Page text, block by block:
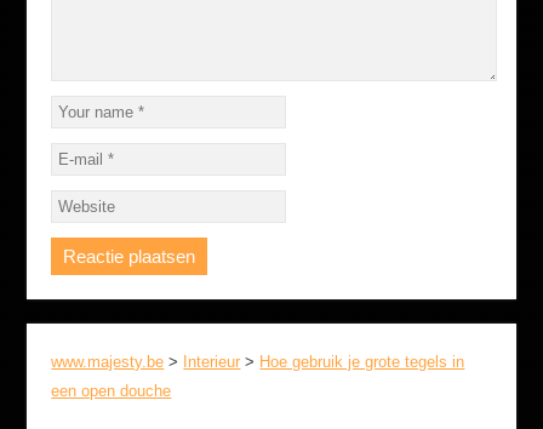
www.majesty.be > Interieur > Hoe gebruik je grote tegels in
een open douche